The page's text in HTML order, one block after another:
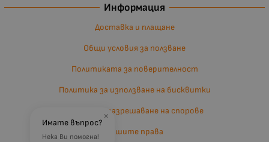
Информация
Доставка и плащане
Общи условия за ползване
Политиката за поверителност
Политика за използване на бисквитки
Въпроси и разрешаване на спорове
Вашите права
×
Имате въпрос?
Нека Ви помогна!